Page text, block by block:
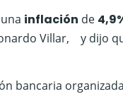
inflación de
Villar, y dijo
bancaria